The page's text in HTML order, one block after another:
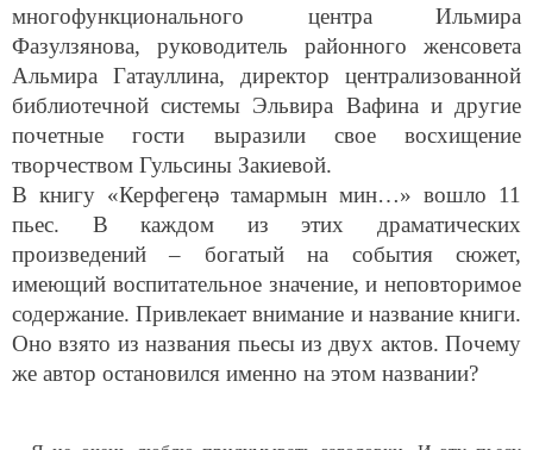
многофункционального центра Ильмира
Фазулзянова, руководитель районного женсовета
Альмира Гатауллина, директор централизованной
библиотечной системы Эльвира Вафина и другие
почетные гости выразили свое восхищение
творчеством Гульсины Закиевой.
В книгу «Керфегеңә тамармын мин…» вошло 11
пьес. В каждом из этих драматических
произведений – богатый на события сюжет,
имеющий воспитательное значение, и неповторимое
содержание. Привлекает внимание и название книги.
Оно взято из названия пьесы из двух актов. Почему
же автор остановился именно на этом названии?